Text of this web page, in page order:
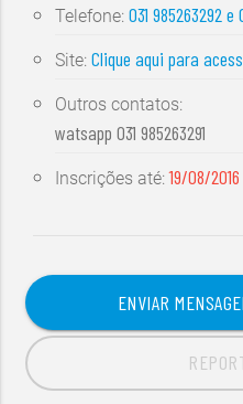
Telefone:031 985263292 e
Site:Clique aqui para
Outros contatos:
watsapp 031 985263291
Inscrições até:19/08/2016
ENVIAR